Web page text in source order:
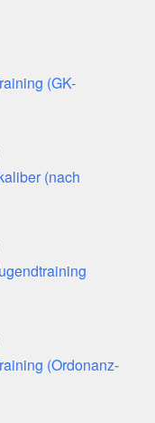
(GK-
(nach
(Ordonanz-